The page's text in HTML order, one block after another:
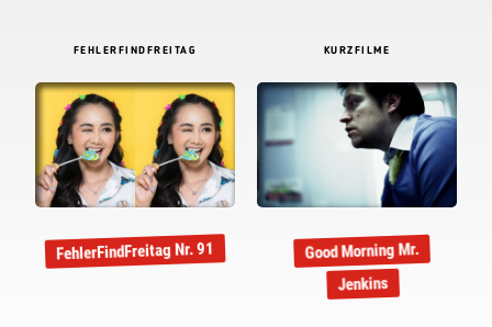
FEHLERFINDFREITAG
FehlerFindFreitag Nr. 91
KURZFILME
Good Morning Mr.
Jenkins